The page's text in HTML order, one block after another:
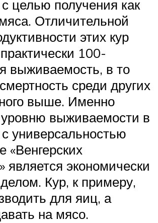
целью получения как
Отличительной
этих кур
100-
выживаемость, в то
среди других
выше. Именно
уровню выживаемости в
универсальностью
«Венгерских
является экономически
Кур, к примеру,
для яиц, а
на мясо.